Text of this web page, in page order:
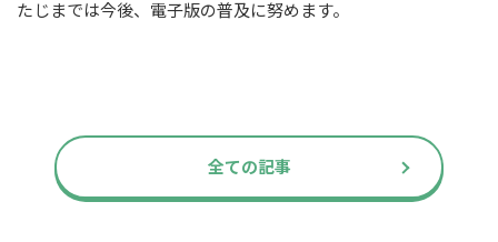
たじまでは今後、電子版の普及に努めます。
全ての記事